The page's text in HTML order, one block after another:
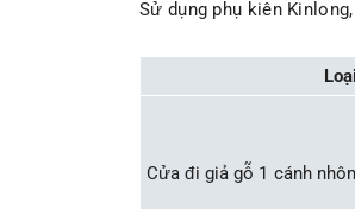
Sử dụng phụ kiên
Cửa đi giả gỗ 1 cánh